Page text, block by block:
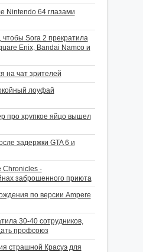
Nintendo 64 глазами
Sora 2 прекратила
Enix, Bandai Namco и
на чат зрителей
лоуфай
про хрупкое яйцо вышел
задержки GTA 6 и
Chronicles -
заброшенного приюта
по версии Ampere
30-40 сотрудников,
профсоюз
страшной Красуэ для